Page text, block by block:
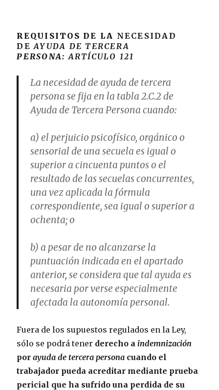
REQUISITOS DE LA NECESIDAD
DEAYUDA DE TERCERA
PERSONA: ARTÍCULO 121
La necesidad de ayuda de tercera
persona se fija en la tabla 2.C.2 de
Ayuda de Tercera Persona cuando:
a) el perjuicio psicofísico, orgánico o
sensorial de una secuela es igual o
superior a cincuenta puntos o el
resultado de las secuelas concurrentes,
una vez aplicada la fórmula
correspondiente, sea igual o superior a
ochenta; o
b) a pesar de no alcanzarse la
puntuación indicada en el apartado
anterior, se considera que tal ayuda es
necesaria por verse especialmente
afectada la autonomía personal.
Fuera de los supuestos regulados en la Ley,
sólo se podrá tener derecho a indemnización
porayuda de tercera persona cuando el
trabajador pueda acreditar mediante prueba
pericial que ha sufrido una perdida de su